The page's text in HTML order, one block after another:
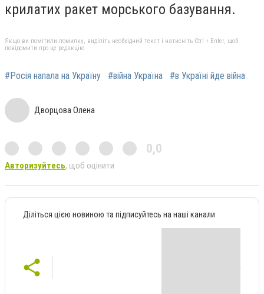
крилатих ракет морського базування.
Якщо ви помітили помилку, виділіть необхідний текст і натисніть Ctrl + Enter, щоб
повідомити про це редакцію
#Росія напала на Україну #війна Україна #в Україні йде війна
Дворцова Олена
0,0
Авторизуйтесь, щоб оцінити
Діліться цією новиною та підписуйтесь на наші канали